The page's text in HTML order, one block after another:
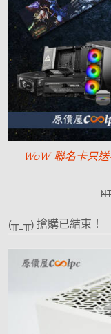
WoW 聯名卡只
(╥_╥) 搶購已結束！